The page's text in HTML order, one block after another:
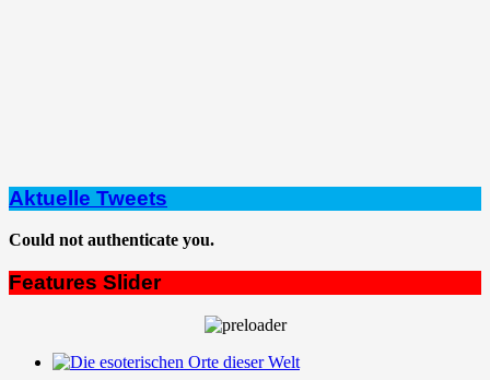
Aktuelle Tweets
Could not authenticate you.
Features Slider